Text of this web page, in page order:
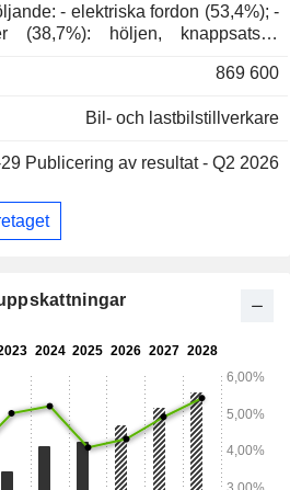
(53,4%); -
(38,7%): höljen, knappsatser,
även monteringstjänster; -
mobiltelefoner, digitalkameror,
Taiwan står för 61,5% av
869 600
Bil- och lastbilstillverkare
Publicering av resultat - Q2 2026